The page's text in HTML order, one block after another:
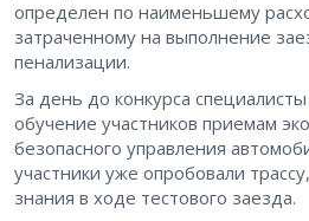
определен по наименьшему
затраченному на выполнение
пенализации.
За день до конкурса
обучение участников приемам
безопасного управления
участники уже опробовали
знания в ходе тестового заезда.